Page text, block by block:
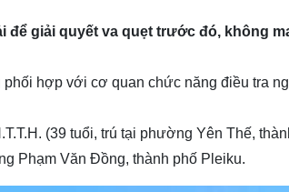
để giải quyết va quẹt trước đó, không
phối hợp với cơ quan chức năng điều tra
(39 tuổi, trú tại phường Yên Thế,
Phạm Văn Đồng, thành phố Pleiku.